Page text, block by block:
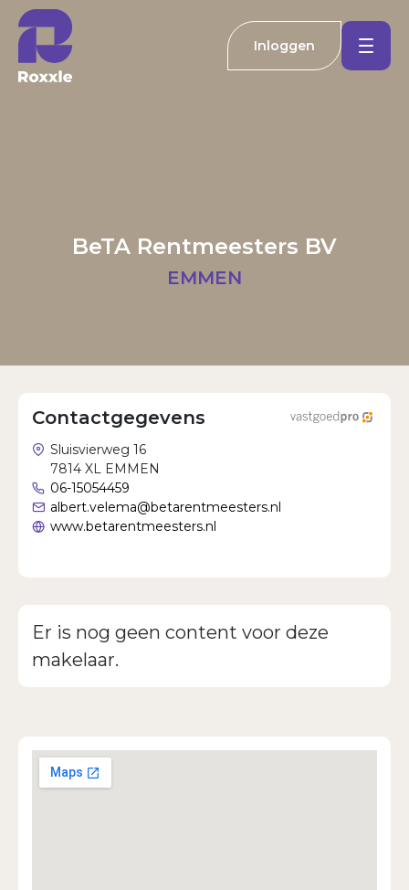
Wachtwoord vergeten?
Nieuwbouw
Inloggen
BeTA Rentmeesters BV
EMMEN
Contactgegevens
Sluisvierweg 16
7814 XL EMMEN
06-15054459
albert.velema@betarentmeesters.nl
www.betarentmeesters.nl
Er is nog geen content voor deze
makelaar.